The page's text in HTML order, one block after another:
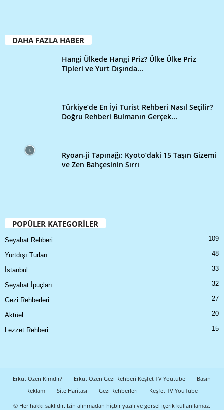
DAHA FAZLA HABER
Hangi Ülkede Hangi Priz? Ülke Ülke Priz
Tipleri ve Yurt Dışında...
Türkiye’de En İyi Turist Rehberi Nasıl Seçilir?
Doğru Rehberi Bulmanın Gerçek...
Ryoan-ji Tapınağı: Kyoto’daki 15 Taşın Gizemi
ve Zen Bahçesinin Sırrı
POPÜLER KATEGORİLER
Seyahat Rehberi 109
Yurtdışı Turları 48
İstanbul 33
Seyahat İpuçları 32
Gezi Rehberleri 27
Aktüel 20
Lezzet Rehberi 15
Erkut Özen Kimdir? Erkut Özen Gezi Rehberi Keşfet TV Youtube
Basın
Reklam
Site Haritası Gezi Rehberleri
Keşfet TV YouTube
© Her hakkı saklıdır. İzin alınmadan hiçbir yazılı ve görsel içerik kullanılamaz.